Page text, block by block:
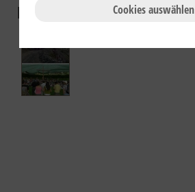
Fotogallery Cookies auswählen